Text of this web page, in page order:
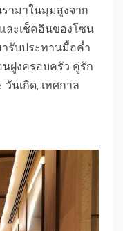
ามาในมุมสูงจาก
ละเช็คอินของโซน
รับประทานมื้อค่ำ
นฝูงครอบครัว คู่รัก
นเกิด, เทศกาล